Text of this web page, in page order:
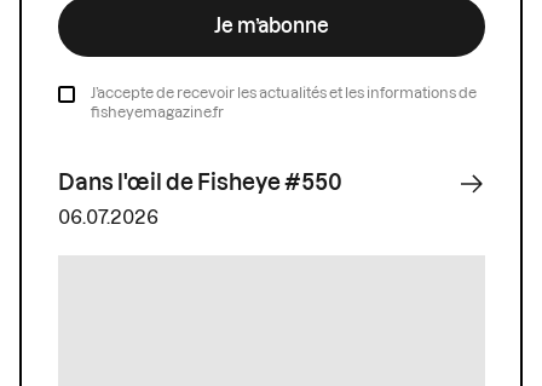
Je m’abonne
J’accepte de recevoir les actualités et les informations de
fisheyemagazine.fr
Dans l'œil de Fisheye #550
06.07.2026